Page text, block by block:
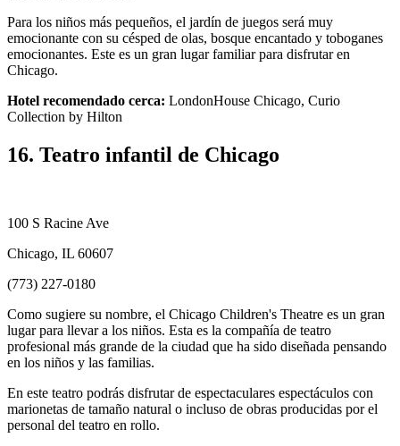
Para los niños más pequeños, el jardín de juegos será muy
emocionante con su césped de olas, bosque encantado y toboganes
emocionantes. Este es un gran lugar familiar para disfrutar en
Chicago.
Hotel recomendado cerca: LondonHouse Chicago, Curio
Collection by Hilton
16. Teatro infantil de Chicago
100 S Racine Ave
Chicago, IL 60607
(773) 227-0180
Como sugiere su nombre, el Chicago Children's Theatre es un gran
lugar para llevar a los niños. Esta es la compañía de teatro
profesional más grande de la ciudad que ha sido diseñada pensando
en los niños y las familias.
En este teatro podrás disfrutar de espectaculares espectáculos con
marionetas de tamaño natural o incluso de obras producidas por el
personal del teatro en rollo.